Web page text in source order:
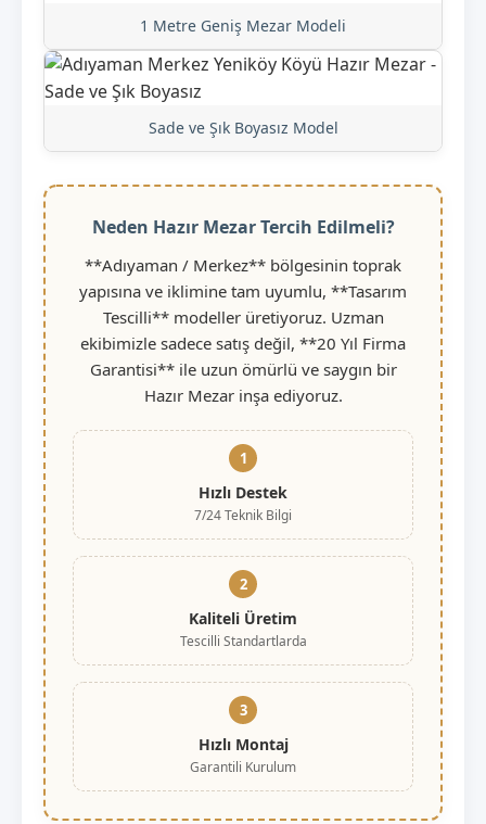
1 Metre Geniş Mezar Modeli
Sade ve Şık Boyasız Model
Neden Hazır Mezar Tercih Edilmeli?
**Adıyaman / Merkez** bölgesinin toprak
yapısına ve iklimine tam uyumlu, **Tasarım
Tescilli** modeller üretiyoruz. Uzman
ekibimizle sadece satış değil, **20 Yıl Firma
Garantisi** ile uzun ömürlü ve saygın bir
Hazır Mezar inşa ediyoruz.
1
Hızlı Destek
7/24 Teknik Bilgi
2
Kaliteli Üretim
Tescilli Standartlarda
3
Hızlı Montaj
Garantili Kurulum